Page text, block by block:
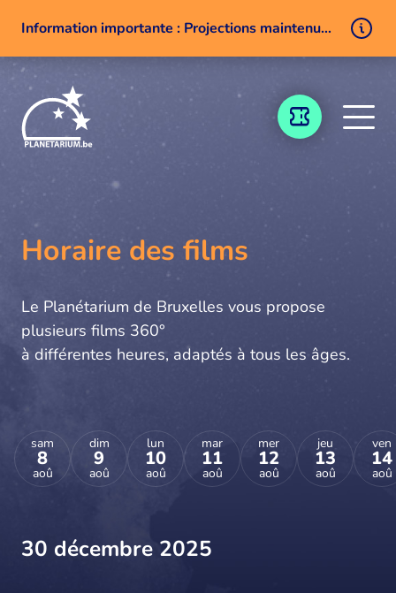
Information importante : Projections maintenues malgré un problème technique
Aller au contenu
BILLETTERIE
Horaire des films
Le Planétarium de Bruxelles vous propose
plusieurs films 360°
à différentes heures, adaptés à tous les âges.
sam
8
aoû
dim
9
aoû
lun
10
aoû
mar
11
aoû
mer
12
aoû
jeu
13
aoû
ven
14
aoû
30 décembre 2025